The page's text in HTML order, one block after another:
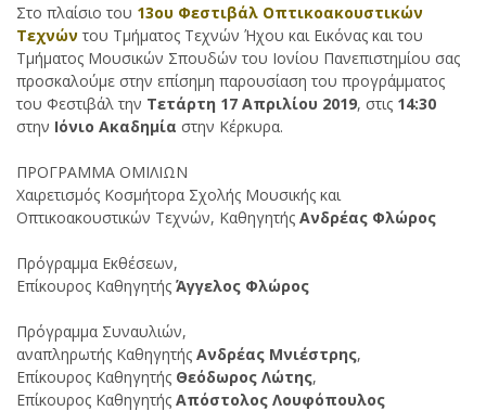
Στο πλαίσιο του 13ου Φεστιβάλ Οπτικοακουστικών
Τεχνών του Τμήματος Τεχνών Ήχου και Εικόνας και του
Τμήματος Μουσικών Σπουδών του Ιονίου Πανεπιστημίου σας
προσκαλούμε στην επίσημη παρουσίαση του προγράμματος
του Φεστιβάλ την Τετάρτη 17 Απριλίου 2019, στις 14:30
στην Ιόνιο Ακαδημία στην Κέρκυρα.
ΠΡΟΓΡΑΜΜΑ ΟΜΙΛΙΩΝ
Χαιρετισμός Κοσμήτορα Σχολής Μουσικής και
Οπτικοακουστικών Τεχνών, Καθηγητής Ανδρέας Φλώρος
Πρόγραμμα Εκθέσεων,
Επίκουρος Καθηγητής Άγγελος Φλώρος
Πρόγραμμα Συναυλιών,
αναπληρωτής Καθηγητής Ανδρέας Μνιέστρης,
Επίκουρος Καθηγητής Θεόδωρος Λώτης,
Επίκουρος Καθηγητής Απόστολος Λουφόπουλος